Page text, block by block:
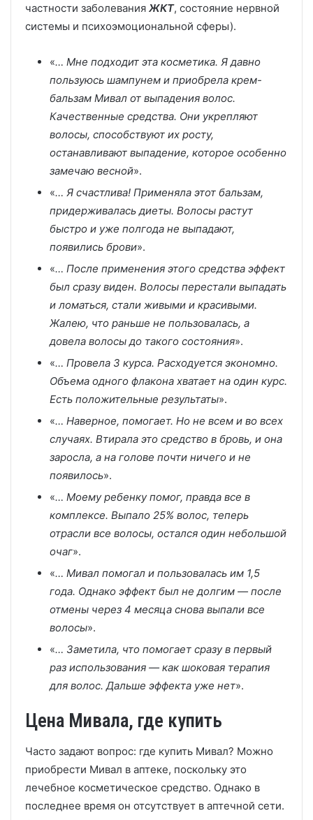
частности заболевания ЖКТ, состояние нервной
системы и психоэмоциональной сферы).
«… Мне подходит эта косметика. Я давно
пользуюсь шампунем и приобрела крем-
бальзам Мивал от выпадения волос.
Качественные средства. Они укрепляют
волосы, способствуют их росту,
останавливают выпадение, которое особенно
замечаю весной».
«… Я счастлива! Применяла этот бальзам,
придерживалась диеты. Волосы растут
быстро и уже полгода не выпадают,
появились брови».
«… После применения этого средства эффект
был сразу виден. Волосы перестали выпадать
и ломаться, стали живыми и красивыми.
Жалею, что раньше не пользовалась, а
довела волосы до такого состояния».
«… Провела 3 курса. Расходуется экономно.
Объема одного флакона хватает на один курс.
Есть положительные результаты».
«… Наверное, помогает. Но не всем и во всех
случаях. Втирала это средство в бровь, и она
заросла, а на голове почти ничего и не
появилось».
«… Моему ребенку помог, правда все в
комплексе. Выпало 25% волос, теперь
отрасли все волосы, остался один небольшой
очаг».
«… Мивал помогал и пользовалась им 1,5
года. Однако эффект был не долгим — после
отмены через 4 месяца снова выпали все
волосы».
«… Заметила, что помогает сразу в первый
раз использования — как шоковая терапия
для волос. Дальше эффекта уже нет».
Цена Мивала, где купить
Часто задают вопрос: где купить Мивал? Можно
приобрести Мивал в аптеке, поскольку это
лечебное косметическое средство. Однако в
последнее время он отсутствует в аптечной сети.